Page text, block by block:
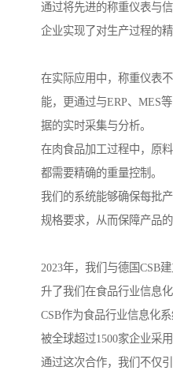
通过将先进的称重仪表与
企业实现了对生产过程的精
在实际应用中，称重仪表
能，更通过与ERP、MES
据的实时采集与分析。
在肉食品加工过程中，原
都需要精确的重量控制。
我们的系统能够确保每批
规格要求，从而保障产品
2023年，我们与德国CSB
升了我们在食品行业信息
CSB作为食品行业信息化
被全球超过1500家企业采用
通过这次合作，我们不仅